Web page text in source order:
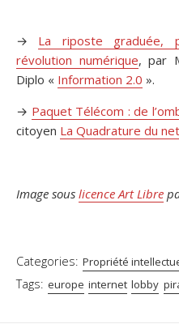
→ La riposte graduée,
révolution numérique, par
Diplo « Information 2.0 ».
→ Paquet Télécom : de
citoyen La Quadrature du net
Image sous licence Art Libre
Categories: Propriété
Tags: europe internet lobby